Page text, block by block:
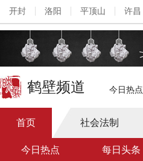
开封 洛阳 平顶山 许昌
鹤壁频道 今日热点
首页 社会法制
今日热点 每日头条